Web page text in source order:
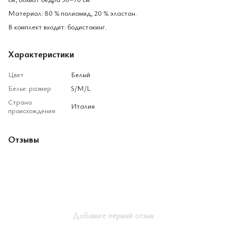
Материал: 80 % полиамид, 20 % эластан.
В комплект входит: бодистокинг.
Характеристики
Цвет
Белый
Белье: размер
S/M/L
Страна
происхождения
Италия
Отзывы
Добавьте первый отзыв